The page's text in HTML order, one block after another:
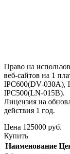
Право на
веб-сайтов на 1
IPC600(DV-030A),
IPC500(LN-015B).
Лицензия на
действия 1 год.
Цена 125000 руб.
Купить
Наименование